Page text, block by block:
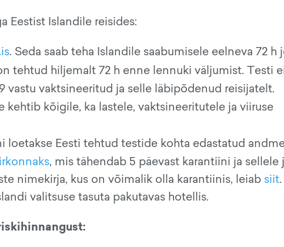
Eestist Islandile reisides:
. Seda saab teha Islandile saabumisele eelneva 72 h
tehtud hiljemalt 72 h enne lennuki väljumist. Testi
vastu vaktsineeritud ja selle läbipõdenud reisijatelt.
kehtib kõigile, ka lastele, vaktsineeritutele ja viiruse
loetakse Eesti tehtud testide kohta edastatud
, mis tähendab 5 päevast karantiini ja sellele
nimekirja, kus on võimalik olla karantiinis, leiab siit.
valitsuse tasuta pakutavas hotellis.